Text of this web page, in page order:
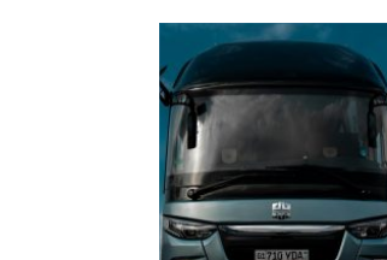
byggprojekt. Samtidigt
vet alla som någon gång
stått utan toalett i en
park, på en badplats eller
under et...